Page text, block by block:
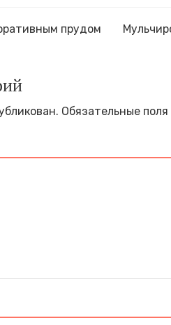
прудом
Обязательные